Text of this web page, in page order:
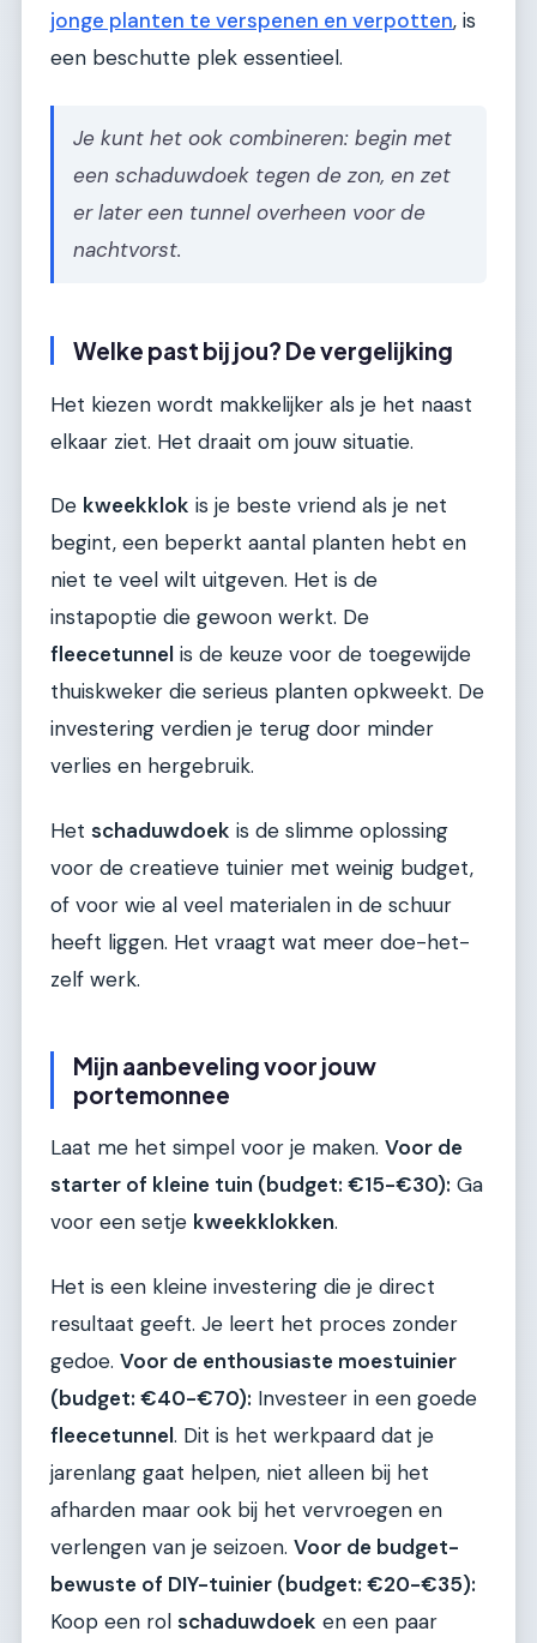
jonge planten te verspenen en verpotten, is
een beschutte plek essentieel.
Je kunt het ook combineren: begin met
een schaduwdoek tegen de zon, en zet
er later een tunnel overheen voor de
nachtvorst.
Welke past bij jou? De vergelijking
Het kiezen wordt makkelijker als je het naast
elkaar ziet. Het draait om jouw situatie.
De kweekklok is je beste vriend als je net
begint, een beperkt aantal planten hebt en
niet te veel wilt uitgeven. Het is de
instapoptie die gewoon werkt. De
fleecetunnel is de keuze voor de toegewijde
thuiskweker die serieus planten opkweekt. De
investering verdien je terug door minder
verlies en hergebruik.
Het schaduwdoek is de slimme oplossing
voor de creatieve tuinier met weinig budget,
of voor wie al veel materialen in de schuur
heeft liggen. Het vraagt wat meer doe-het-
zelf werk.
Mijn aanbeveling voor jouw
portemonnee
Laat me het simpel voor je maken. Voor de
starter of kleine tuin (budget: €15-€30): Ga
voor een setje kweekklokken.
Het is een kleine investering die je direct
resultaat geeft. Je leert het proces zonder
gedoe. Voor de enthousiaste moestuinier
(budget: €40-€70): Investeer in een goede
fleecetunnel. Dit is het werkpaard dat je
jarenlang gaat helpen, niet alleen bij het
afharden maar ook bij het vervroegen en
verlengen van je seizoen. Voor de budget-
bewuste of DIY-tuinier (budget: €20-€35):
Koop een rol schaduwdoek en een paar